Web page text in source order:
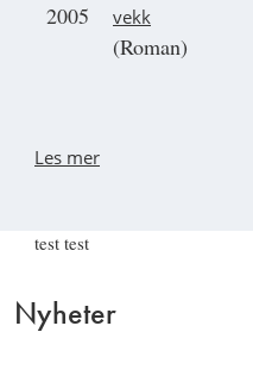
2005
vekk
(Roman)
Les mer
test test
Nyheter